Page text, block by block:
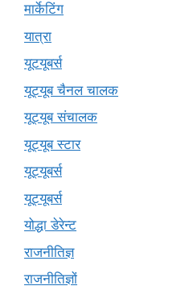
मार्केटिंग
यात्रा
यूटयूबर्स
यूट्यूब चैनल चालक
यूट्यूब संचालक
यूट्यूब स्टार
यूट्यूबर्स
यूट्‍यूबर्स
योद्धा डेरेन्ट
राजनीतिज्ञ
राजनीतिज्ञों